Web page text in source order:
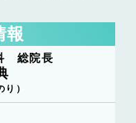
報
総院長
り）